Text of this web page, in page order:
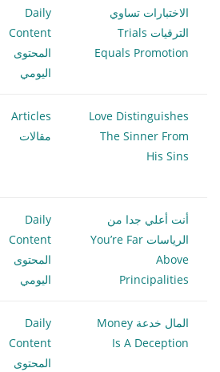
الاختبارات تساوي
الترقيات Trials
Equals Promotion
Daily
Content
المحتوى
اليومي
Love Distinguishes
The Sinner From
His Sins
Articles
مقالات
أنت أعلي جدا من
الرياسات You’re Far
Above
Principalities
Daily
Content
المحتوى
اليومي
المال خدعة Money
Is A Deception
Daily
Content
المحتوى